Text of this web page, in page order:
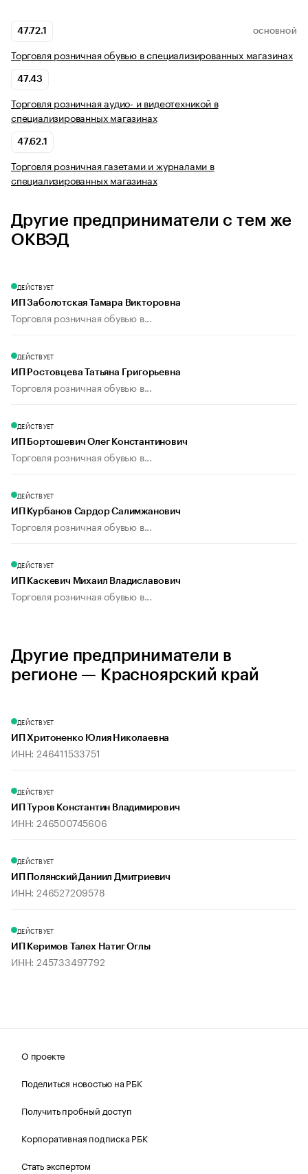
47.72.1 ОСНОВНОЙ
Торговля розничная обувью в специализированных магазинах
47.43
Торговля розничная аудио- и видеотехникой в
специализированных магазинах
47.62.1
Торговля розничная газетами и журналами в
специализированных магазинах
Другие предприниматели с тем же
ОКВЭД
ДЕЙСТВУЕТ
ИП Заболотская Тамара Викторовна
Торговля розничная обувью в...
ДЕЙСТВУЕТ
ИП Ростовцева Татьяна Григорьевна
Торговля розничная обувью в...
ДЕЙСТВУЕТ
ИП Бортошевич Олег Константинович
Торговля розничная обувью в...
ДЕЙСТВУЕТ
ИП Курбанов Сардор Салимжанович
Торговля розничная обувью в...
ДЕЙСТВУЕТ
ИП Каскевич Михаил Владиславович
Торговля розничная обувью в...
Другие предприниматели в
регионе — Красноярский край
ДЕЙСТВУЕТ
ИП Хритоненко Юлия Николаевна
ИНН: 246411533751
ДЕЙСТВУЕТ
ИП Туров Константин Владимирович
ИНН: 246500745606
ДЕЙСТВУЕТ
ИП Полянский Даниил Дмитриевич
ИНН: 246527209578
ДЕЙСТВУЕТ
ИП Керимов Талех Натиг Оглы
ИНН: 245733497792
О проекте
Поделиться новостью на РБК
Получить пробный доступ
Корпоративная подписка РБК
Стать экспертом